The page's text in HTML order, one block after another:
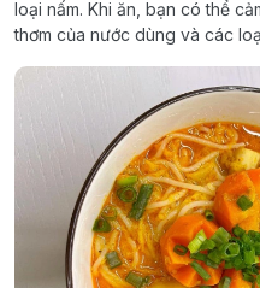
loại nấm. Khi ăn, bạn có thể
thơm của nước dùng và các